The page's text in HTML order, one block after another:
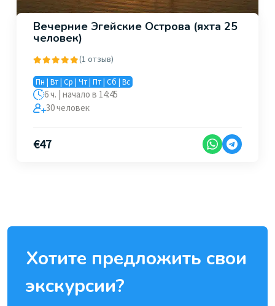
Вечерние Эгейские Острова (яхта 25
человек)
(1 отзыв)
Пн | Вт | Ср | Чт | Пт | Сб | Вс
6 ч. | начало в 14:45
30 человек
€47
Хотите предложить свои
экскурсии?